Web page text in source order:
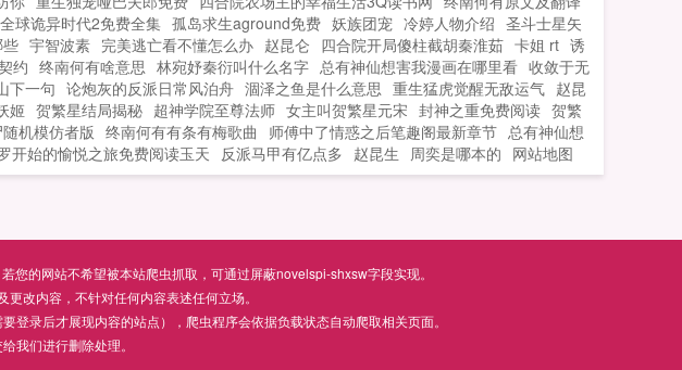
全球诡异时代2免费全集 孤岛求生aground免费 妖族团宠 冷婷人物介绍 圣斗士星矢
宇智波素 完美逃亡看不懂怎么办 赵昆仑 四合院开局傻柱截胡秦淮茹 卡姐 rt 诱
约 终南何有啥意思 林宛妤秦衍叫什么名字 总有神仙想害我漫画在哪里看 收敛于无
下一句 论炮灰的反派日常风泊舟 涸泽之鱼是什么意思 重生猛虎觉醒无敌运气 赵昆
姬 贺繁星结局揭秘 超神学院至尊法师 女主叫贺繁星元宋 封神之重免费阅读 贺繁
机模仿者版 终南何有有条有梅歌曲 师傅中了情惑之后笔趣阁最新章节 总有神仙想
开始的愉悦之旅免费阅读玉天 反派马甲有亿点多 赵昆生 周奕是哪本的 网站地图
的网站不希望被本站爬虫抓取，可通过屏蔽novelspi-shxsw字段实现。
改内容，不针对任何内容表述任何立场。
录后才展现内容的站点），爬虫程序会依据负载状态自动爬取相关页面。
我们进行删除处理。